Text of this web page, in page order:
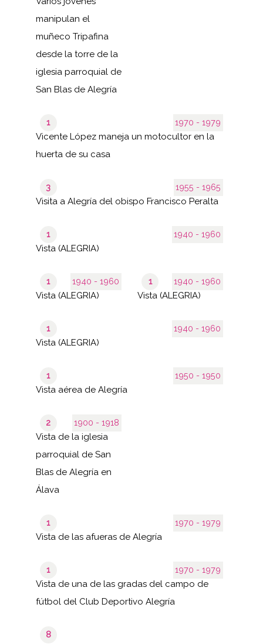
manipulan el
muñeco Tripafina
desde la torre de la
iglesia parroquial de
San Blas de Alegría
1970 - 1979
1
Vicente López maneja un motocultor en la
huerta de su casa
1955 - 1965
3
Visita a Alegría del obispo Francisco Peralta
1940 - 1960
1
Vista (ALEGRIA)
1940 - 1960
1
Vista (ALEGRIA)
1940 - 1960
1
Vista (ALEGRIA)
1940 - 1960
1
Vista (ALEGRIA)
1950 - 1950
1
Vista aérea de Alegría
1900 - 1918
2
Vista de la iglesia
parroquial de San
Blas de Alegría en
Álava
1970 - 1979
1
Vista de las afueras de Alegría
1970 - 1979
1
Vista de una de las gradas del campo de
fútbol del Club Deportivo Alegría
8